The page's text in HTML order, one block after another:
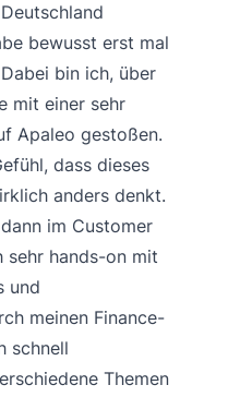
bewusst erst mal
bin ich, über
mit einer sehr
Apaleo gestoßen.
dass dieses
anders denkt.
im Customer
sehr hands-on mit
und
meinen Finance-
schnell
Themen